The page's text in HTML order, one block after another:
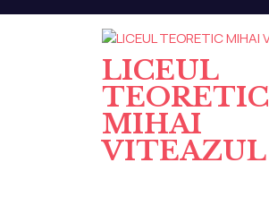
LICEUL
TEORETIC
MIHAI
VITEAZUL